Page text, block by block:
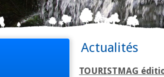
Actualités
TOURISTMAG